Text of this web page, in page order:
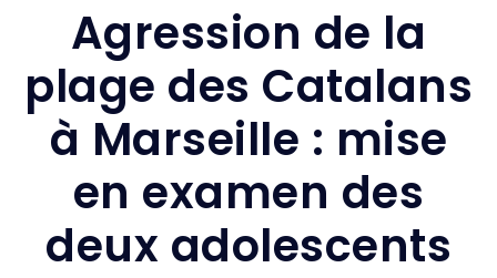
Agression de la
plage des Catalans
à Marseille : mise
en examen des
deux adolescents